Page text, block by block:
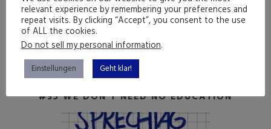
Durchschnittliche Bewertung5/ 5. Anzahl
Bewertungen:1
VORHERIGER BEITRAG
#35 WE DON'T NEED NO EDUCATION
relevant experience by remembering your preferences and
repeat visits. By clicking “Accept”, you consent to the use
of ALL the cookies.
Do not sell my personal information.
Einstellungen Geht klar!